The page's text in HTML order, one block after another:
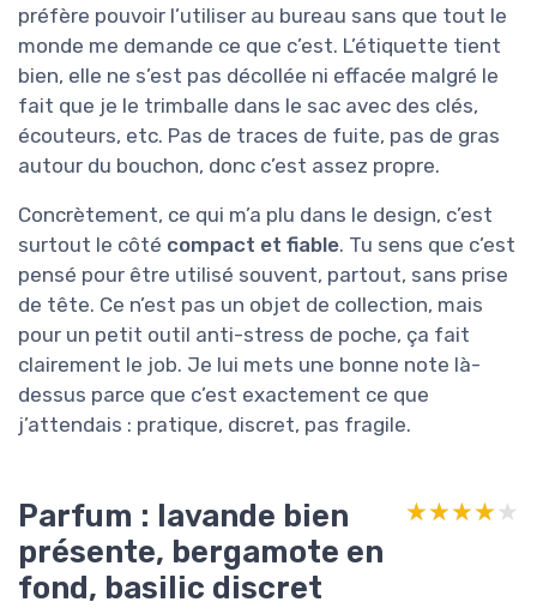
préfère pouvoir l’utiliser au bureau sans que tout le
monde me demande ce que c’est. L’étiquette tient
bien, elle ne s’est pas décollée ni effacée malgré le
fait que je le trimballe dans le sac avec des clés,
écouteurs, etc. Pas de traces de fuite, pas de gras
autour du bouchon, donc c’est assez propre.
Concrètement, ce qui m’a plu dans le design, c’est
surtout le côté compact et fiable. Tu sens que c’est
pensé pour être utilisé souvent, partout, sans prise
de tête. Ce n’est pas un objet de collection, mais
pour un petit outil anti-stress de poche, ça fait
clairement le job. Je lui mets une bonne note là-
dessus parce que c’est exactement ce que
j’attendais : pratique, discret, pas fragile.
Parfum : lavande bien
présente, bergamote en
fond, basilic discret
★★★★★
★★★★★